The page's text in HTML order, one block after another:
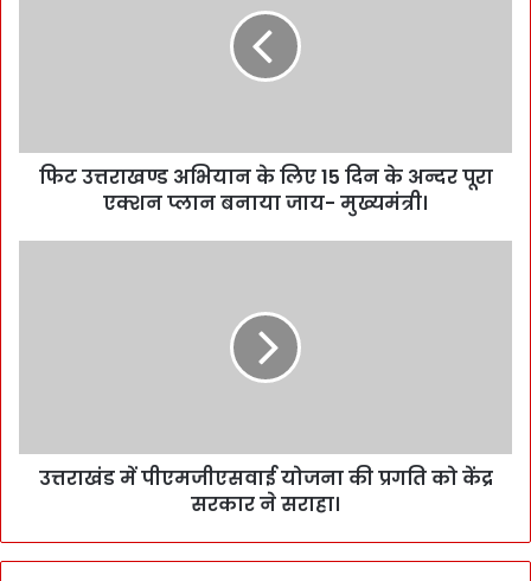
फिट उत्तराखण्ड अभियान के लिए 15 दिन के अन्दर पूरा
एक्शन प्लान बनाया जाय- मुख्यमंत्री।
उत्तराखंड में पीएमजीएसवाई योजना की प्रगति को केंद्र
सरकार ने सराहा।